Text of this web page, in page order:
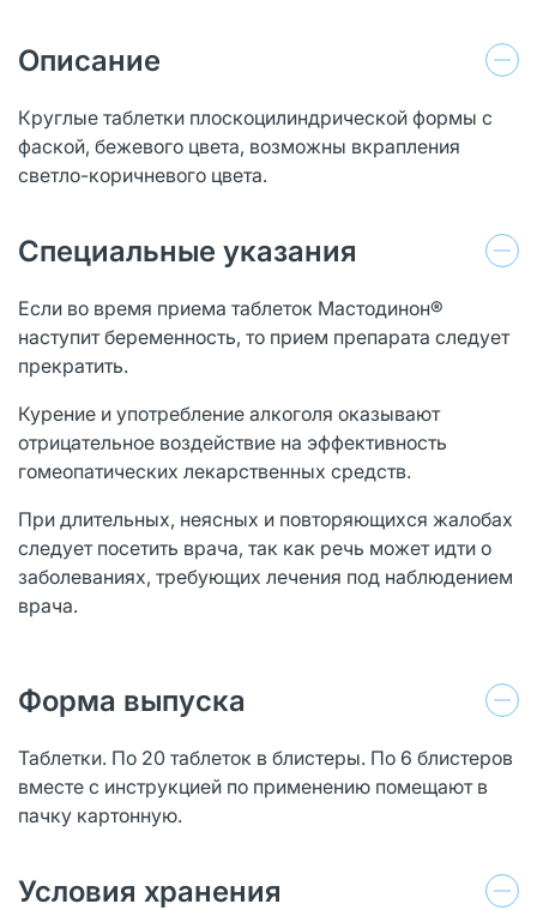
Описание
Круглые таблетки плоскоцилиндрической формы с
фаской, бежевого цвета, возможны вкрапления
светло-коричневого цвета.
Специальные указания
Если во время приема таблеток Мастодинон®
наступит беременность, то прием препарата следует
прекратить.
Курение и употребление алкоголя оказывают
отрицательное воздействие на эффективность
гомеопатических лекарственных средств.
При длительных, неясных и повторяющихся жалобах
следует посетить врача, так как речь может идти о
заболеваниях, требующих лечения под наблюдением
врача.
Форма выпуска
Таблетки. По 20 таблеток в блистеры. По 6 блистеров
вместе с инструкцией по применению помещают в
пачку картонную.
Условия хранения